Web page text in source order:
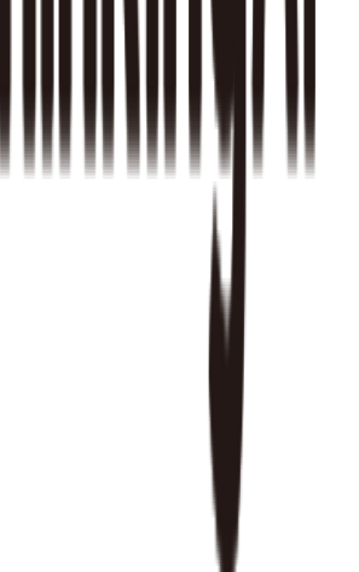
吗？
步必须是"有明确事件触发"的行为节
优化